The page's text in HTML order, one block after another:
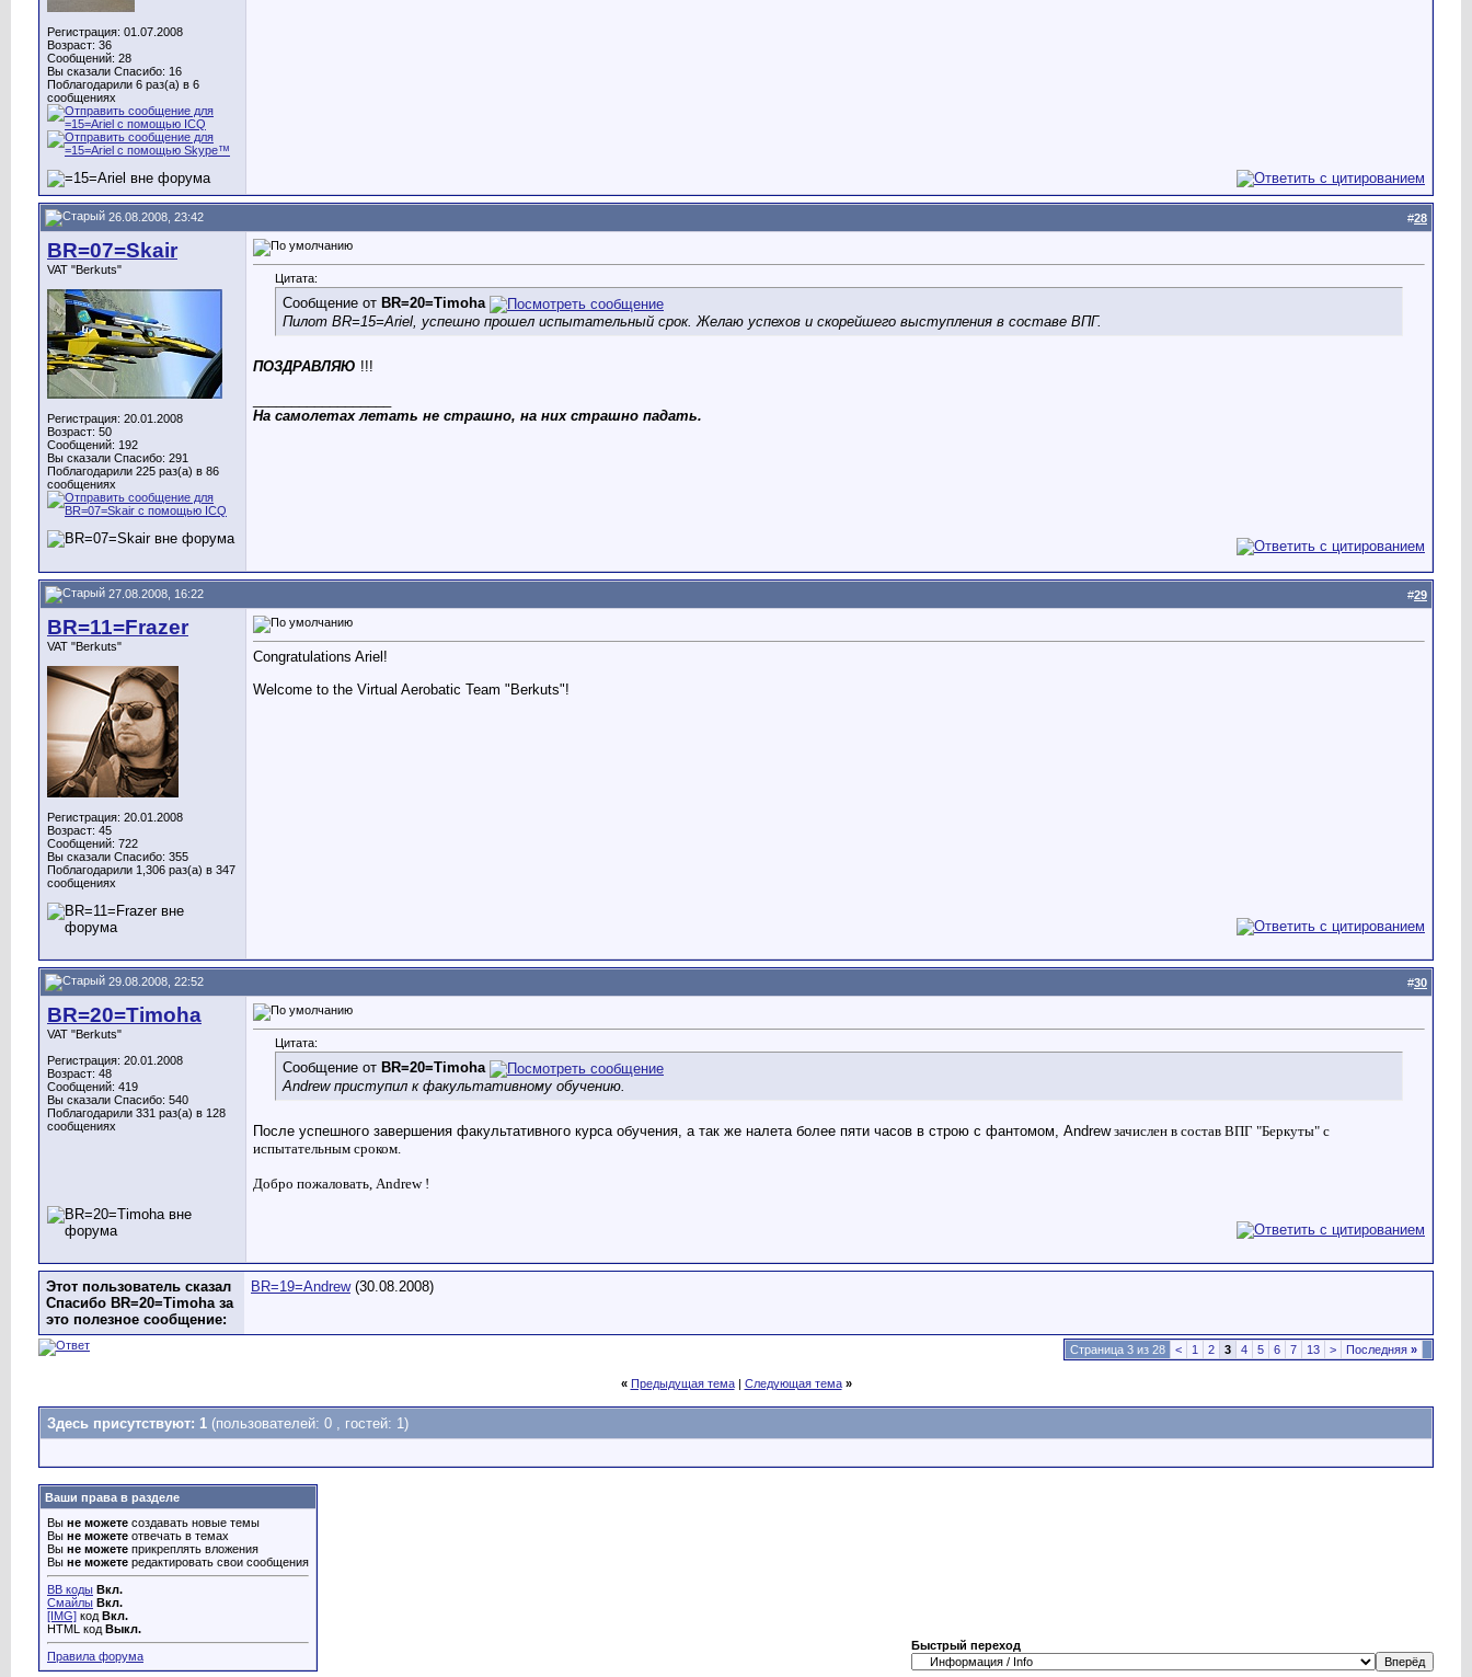
Регистрация: 01.07.2008
Возраст: 36
Сообщений: 28
Вы сказали Спасибо: 16
Поблагодарили 6 раз(а) в 6
сообщениях
26.08.2008, 23:42 #28
BR=07=Skair
VAT "Berkuts"
Регистрация: 20.01.2008
Возраст: 50
Сообщений: 192
Вы сказали Спасибо: 291
Поблагодарили 225 раз(а) в 86
сообщениях
Цитата:
Сообщение от BR=20=Timoha
Пилот BR=15=Ariel, успешно прошел испытательный срок. Желаю успехов и скорейшего выступления в составе ВПГ.
ПОЗДРАВЛЯЮ !!!
На самолетах летать не страшно, на них страшно падать.
27.08.2008, 16:22 #29
BR=11=Frazer
VAT "Berkuts"
Регистрация: 20.01.2008
Возраст: 45
Сообщений: 722
Вы сказали Спасибо: 355
Поблагодарили 1,306 раз(а) в 347
сообщениях
Congratulations Ariel!
Welcome to the Virtual Aerobatic Team "Berkuts"!
29.08.2008, 22:52 #30
BR=20=Timoha
VAT "Berkuts"
Регистрация: 20.01.2008
Возраст: 48
Сообщений: 419
Вы сказали Спасибо: 540
Поблагодарили 331 раз(а) в 128
сообщениях
Цитата:
Сообщение от BR=20=Timoha
Andrew приступил к факультативному обучению.
После успешного завершения факультативного курса обучения, а так же налета более пяти часов в строю c фантомом, Andrewзачислен в состав ВПГ "Беркуты" с
испытательным сроком.
Добро пожаловать, Andrew !
Этот пользователь сказал
Спасибо BR=20=Timoha за
это полезное сообщение:
BR=19=Andrew(30.08.2008)
Страница 3 из 28 < 1 2 3 4 5 6 7 13 > Последняя »
« Предыдущая тема| Следующая тема »
Здесь присутствуют: 1 (пользователей: 0 , гостей: 1)
Ваши права в разделе
Вы не можете создавать новые темы
Вы не можете отвечать в темах
Вы не можете прикреплять вложения
Вы не можете редактировать свои сообщения
BB коды Вкл.
Смайлы Вкл.
[IMG] код Вкл.
HTML код Выкл.
Правила форума
Быстрый переход